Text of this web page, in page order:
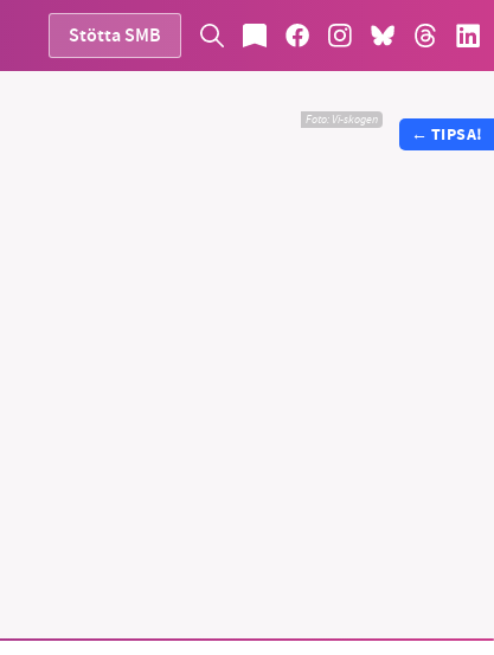
Stötta SMB
Foto: Vi-skogen
← TIPSA!